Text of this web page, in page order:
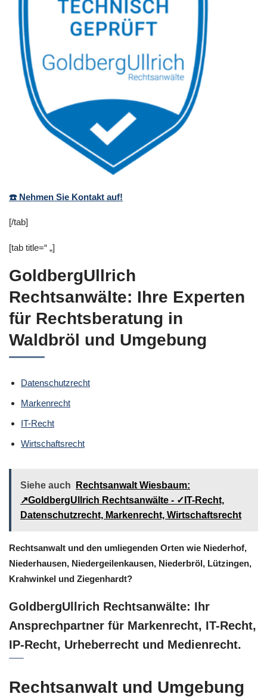
☎️ Nehmen Sie Kontakt auf!
[/tab]
[tab title=“ „]
GoldbergUllrich
Rechtsanwälte: Ihre Experten
für Rechtsberatung in
Waldbröl und Umgebung
Datenschutzrecht
Markenrecht
IT-Recht
Wirtschaftsrecht
Siehe auch
Rechtsanwalt Wiesbaum:
↗️GoldbergUllrich Rechtsanwälte - ✓IT-Recht,
Datenschutzrecht, Markenrecht, Wirtschaftsrecht
Rechtsanwalt und den umliegenden Orten wie Niederhof,
Niederhausen, Niedergeilenkausen, Niederbröl, Lützingen,
Krahwinkel und Ziegenhardt?
GoldbergUllrich Rechtsanwälte: Ihr
Ansprechpartner für Markenrecht, IT-Recht,
IP-Recht, Urheberrecht und Medienrecht.
Rechtsanwalt und Umgebung